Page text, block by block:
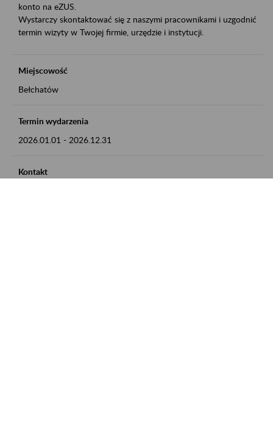
konto na eZUS.
Wystarczy skontaktować się z naszymi pracownikami i uzgodnić
termin wizyty w Twojej firmie, urzędzie i instytucji.
Miejscowość
Bełchatów
Termin wydarzenia
2026.01.01 - 2026.12.31
Kontakt